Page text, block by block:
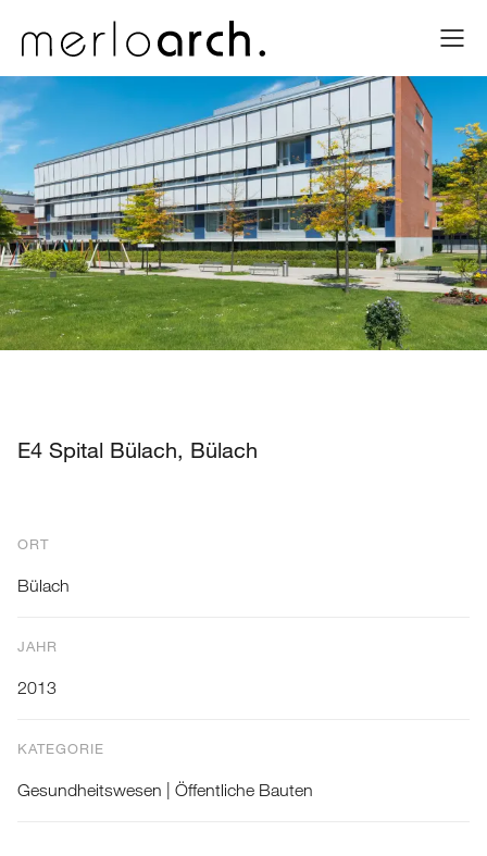
E4 Spital Bülach, Bülach
ORT
Bülach
JAHR
2013
KATEGORIE
Gesundheitswesen | Öffentliche Bauten